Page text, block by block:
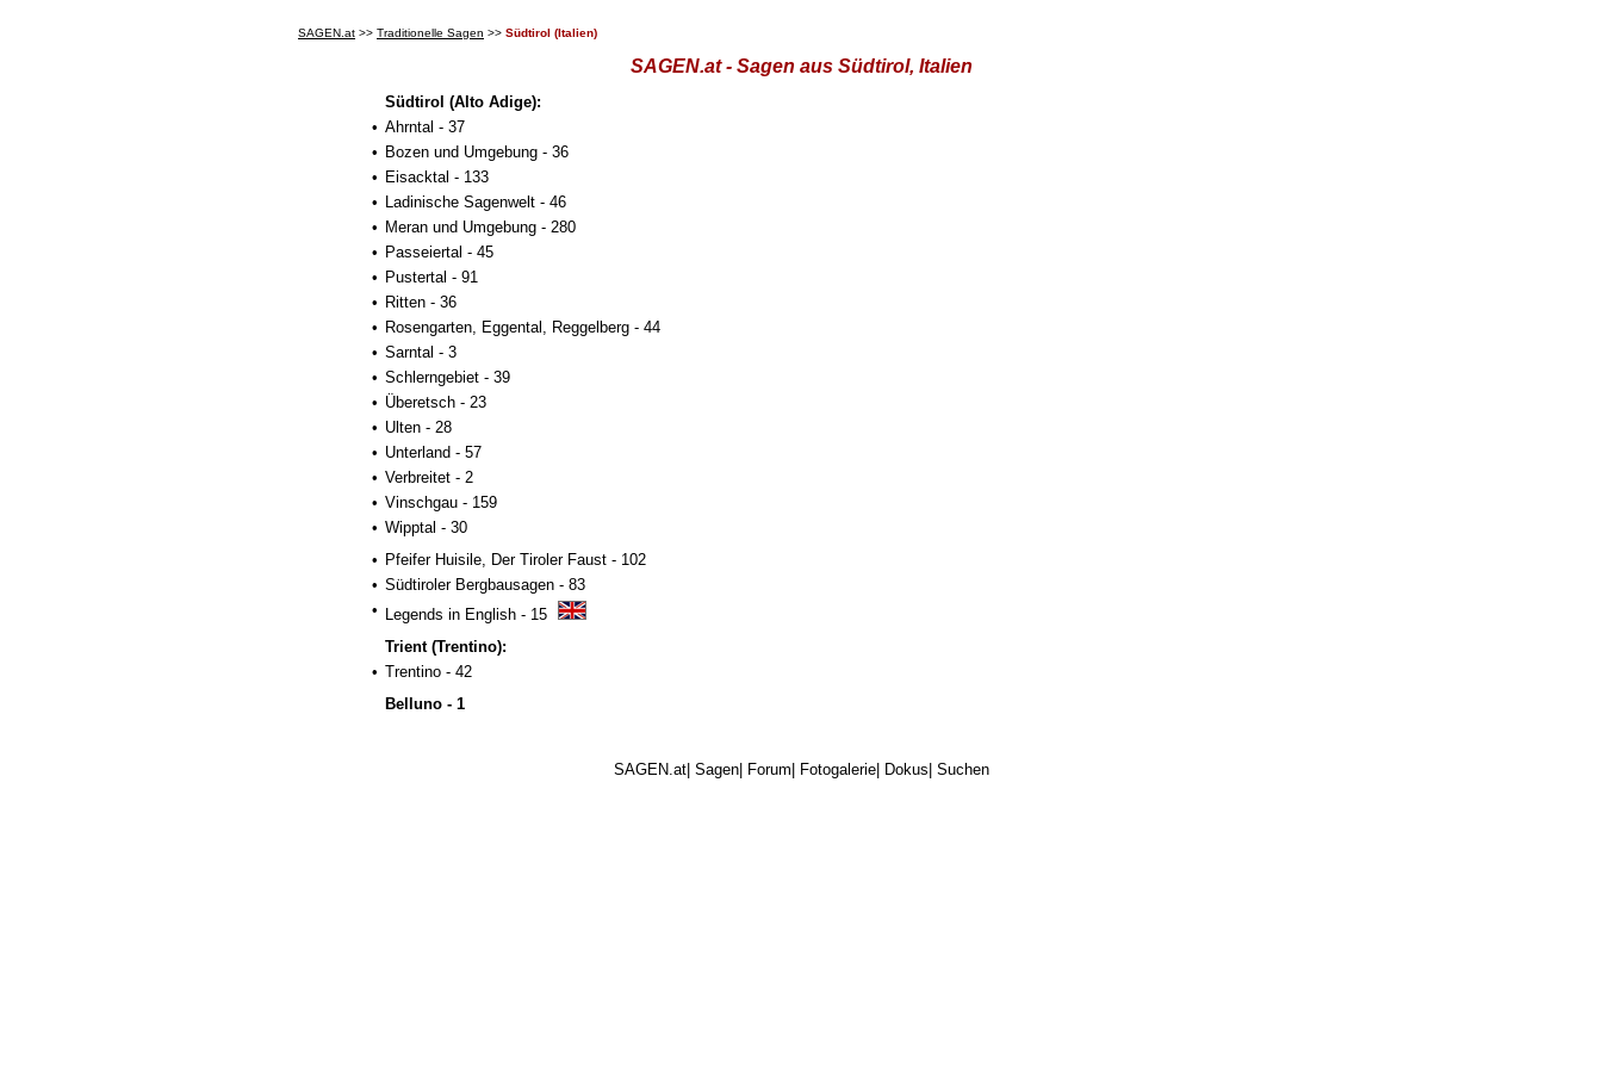
SAGEN.at >> Traditionelle Sagen >> Südtirol (Italien)
SAGEN.at - Sagen aus Südtirol, Italien
Südtirol (Alto Adige):
• Ahrntal - 37
• Bozen und Umgebung - 36
• Eisacktal - 133
• Ladinische Sagenwelt - 46
• Meran und Umgebung - 280
• Passeiertal - 45
• Pustertal - 91
• Ritten - 36
• Rosengarten, Eggental, Reggelberg - 44
• Sarntal - 3
• Schlerngebiet - 39
• Überetsch - 23
• Ulten - 28
• Unterland - 57
• Verbreitet - 2
• Vinschgau - 159
• Wipptal - 30
• Pfeifer Huisile, Der Tiroler Faust - 102
• Südtiroler Bergbausagen - 83
• Legends in English - 15
Trient (Trentino):
• Trentino - 42
Belluno - 1
SAGEN.at| Sagen| Forum Fotogalerie| Dokus Suchen